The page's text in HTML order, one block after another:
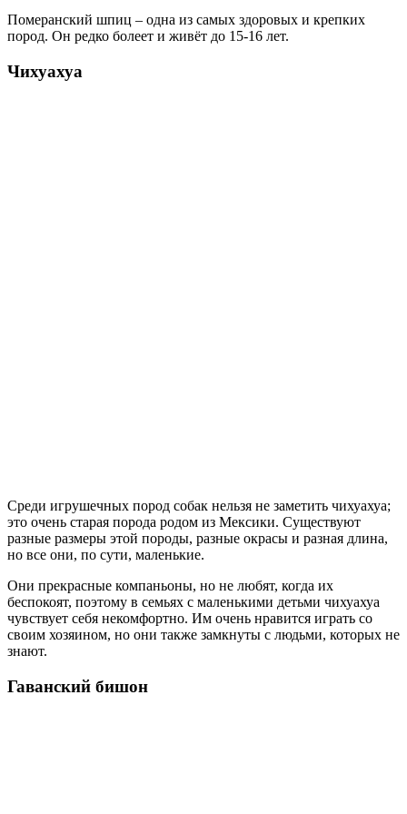
Померанский шпиц – одна из самых здоровых и крепких
пород. Он редко болеет и живёт до 15-16 лет.
Чихуахуа
Среди игрушечных пород собак нельзя не заметить чихуахуа;
это очень старая порода родом из Мексики. Существуют
разные размеры этой породы, разные окрасы и разная длина,
но все они, по сути, маленькие.
Они прекрасные компаньоны, но не любят, когда их
беспокоят, поэтому в семьях с маленькими детьми чихуахуа
чувствует себя некомфортно. Им очень нравится играть со
своим хозяином, но они также замкнуты с людьми, которых не
знают.
Гаванский бишон